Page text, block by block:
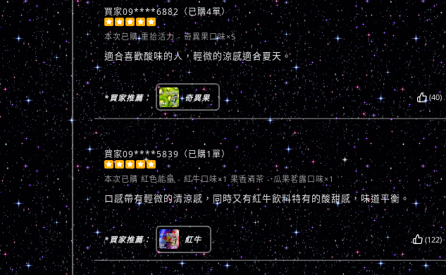
買家09****6882（已購4單）
    
本次已購重拾活力 - 奇異果口味×5
適合喜歡酸味的人，輕微的涼感適合夏天。
*買家推薦： 奇異果 (40)
買家09****5839（已購1單）
    
本次已購紅色能量 - 紅牛口味×1 果香清茶 - 瓜果茗露口味×1
口感帶有輕微的清涼感，同時又有紅牛飲料特有的酸甜感，味道平衡。
*買家推薦： 紅牛 (122)